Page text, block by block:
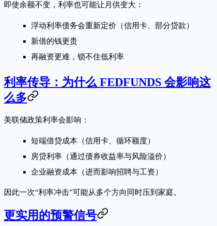
即使余额不变，利率也可能让月供变大：
浮动利率债务会重新定价（信用卡、部分贷款）
新借的钱更贵
再融资更难，锁不住低利率
利率传导：为什么 FEDFUNDS 会影响这
么多
美联储政策利率会影响：
短端借贷成本（信用卡、循环额度）
房贷利率（通过债券收益率与风险溢价）
企业融资成本（进而影响招聘与工资）
因此一次“利率冲击”可能从多个方向同时压到家庭。
更实用的预警信号